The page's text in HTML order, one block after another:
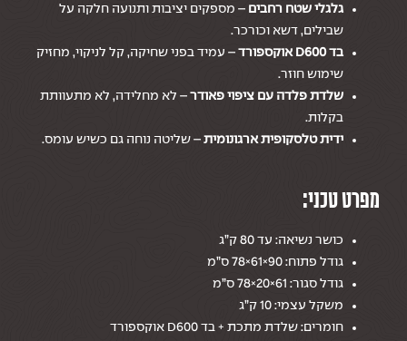
גלגלי שטח רחבים – מספקים יציבות ותנועה חלקה על
שבילים, דשא וכורכר.
בד D600 אוקספורד
– עמיד בפני שחיקה, קל לניקוי, מחזיק
שימוש חוזר.
שלדת פלדה עם ציפוי פאודר – לא מחלידה, לא מתעוותת
בקלות.
ידית טלסקופית ארגונומית – שליטה נוחה גם כשיש עומס.
מפרט טכני:
כושר נשיאה: עד 80 ק”ג
גודל פתוח: 90×61×78 ס”מ
גודל סגור: 61×20×78 ס”מ
משקל עצמי: 10 ק”ג
חומרים: שלדת מתכת + בד D600 אוקספורד